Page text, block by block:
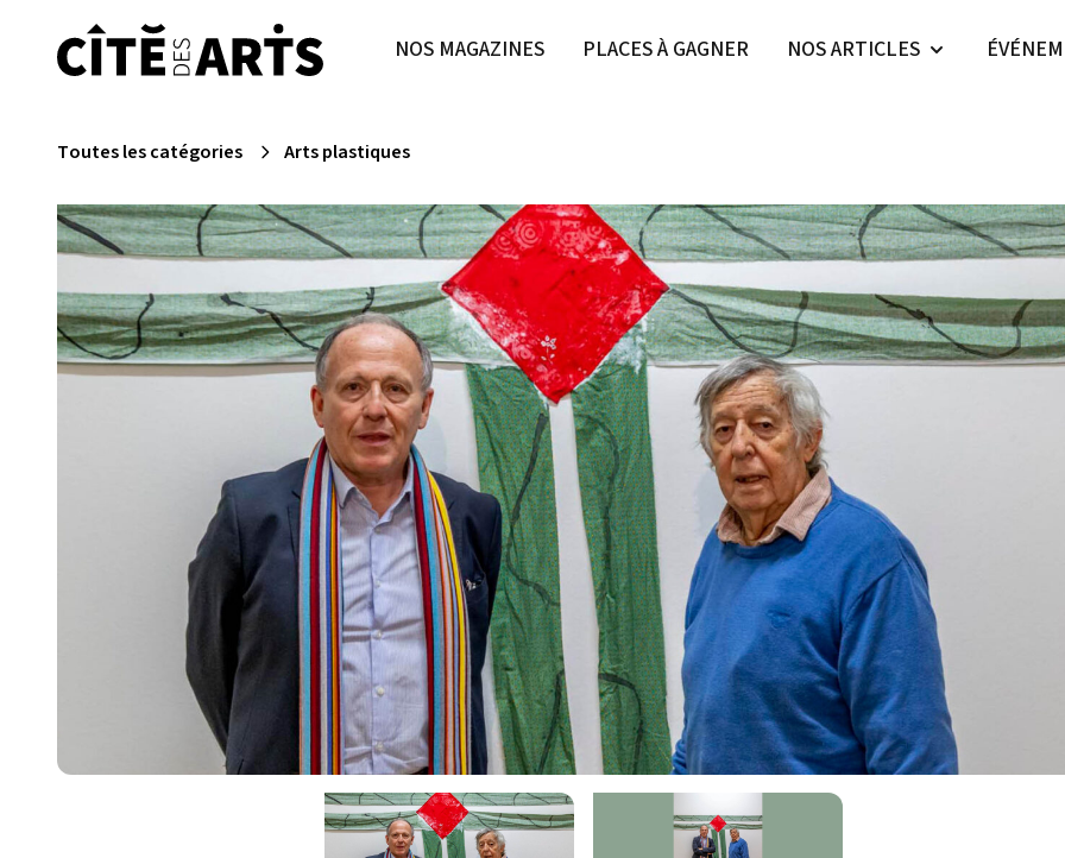
NOS MAGAZINES PLACES À GAGNER NOS ARTICLES
Toutes les catégories Arts plastiques